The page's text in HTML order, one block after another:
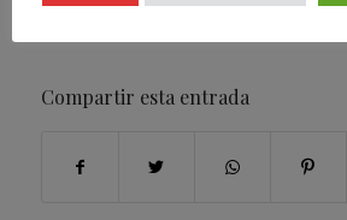
Compartir esta entrada